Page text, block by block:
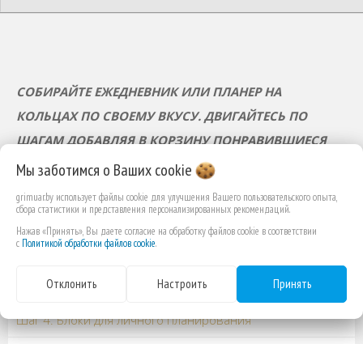
СОБИРАЙТЕ ЕЖЕДНЕВНИК ИЛИ ПЛАНЕР НА
КОЛЬЦАХ ПО СВОЕМУ ВКУСУ. ДВИГАЙТЕСЬ ПО
ШАГАМ ДОБАВЛЯЯ В КОРЗИНУ ПОНРАВИВШИЕСЯ
БЛОКИ И АКСЕССУАРЫ.
Шаг 1. Обложки на кольцах
Шаг 2. Блоки для планирования по дням, неделям
или месяцам
Шаг 3. Блоки по профессиям
Шаг 4. Блоки для личного планирования
Мы заботимся о Вашихcookie
grimuar.by использует файлы cookie для улучшения Вашего пользовательского опыта,
сбора статистики и представления персонализированных рекомендаций.
Нажав «Принять», Вы даете согласие на обработку файлов cookie в соответствии
с Политикой обработки файлов cookie.
Отклонить Настроить Принять